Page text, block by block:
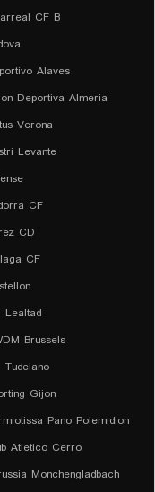
CF B
Alaves
Deportiva Almeria
Verona
Levante
CF
CD
CF
Lealtad
Brussels
Tudelano
Gijon
Pano Polemidion
Atletico Cerro
Monchengladbach